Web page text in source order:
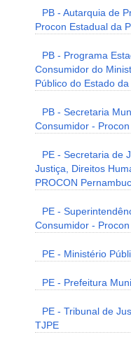
PB - Autarquia de
Procon Estadual da
PB - Programa
Consumidor do
Público do Estado
PB - Secretaria
Consumidor -
PE - Secretaria de
Justiça, Direitos
PROCON
PE -
Consumidor -
PE - Ministério
PE - Prefeitura
PE - Tribunal de
TJPE